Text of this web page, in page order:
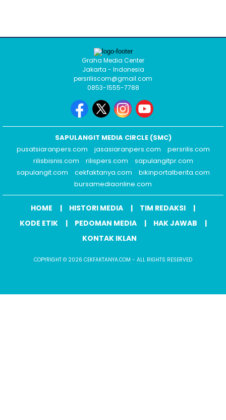
Graha Media Center
Jakarta - Indonesia
persriliscom@gmail.com
0853-1555-7788
SAPULANGIT MEDIA CIRCLE (SMC)
pusatsiaranpers.com
jasasiaranpers.com
persrilis.com
rilisbisnis.com
rilispers.com
sapulangitpr.com
sapulangit.com
cekfaktanya.com
bikinportalberita.com
bursamediaonline.com
HOME HISTORI MEDIA
TIM REDAKSI
KODE ETIK
PEDOMAN MEDIA
HAK JAWAB
KONTAK IKLAN
COPYRIGHT © 2026 CEKFAKTANYA.COM - ALL RIGHTS RESERVED